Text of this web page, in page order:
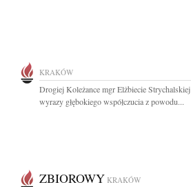
KRAKÓW
Drogiej Koleżance mgr Elżbiecie Strychalskiej
wyrazy głębokiego współczucia z powodu...
ZBIOROWY KRAKÓW